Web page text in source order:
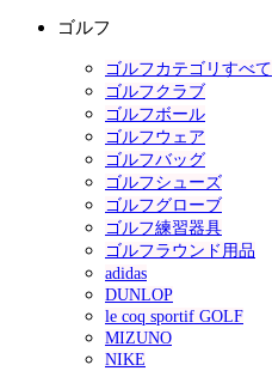
ゴルフ
ゴルフカテゴリすべて
ゴルフクラブ
ゴルフボール
ゴルフウェア
ゴルフバッグ
ゴルフシューズ
ゴルフグローブ
ゴルフ練習器具
ゴルフラウンド用品
adidas
DUNLOP
le coq sportif GOLF
MIZUNO
NIKE